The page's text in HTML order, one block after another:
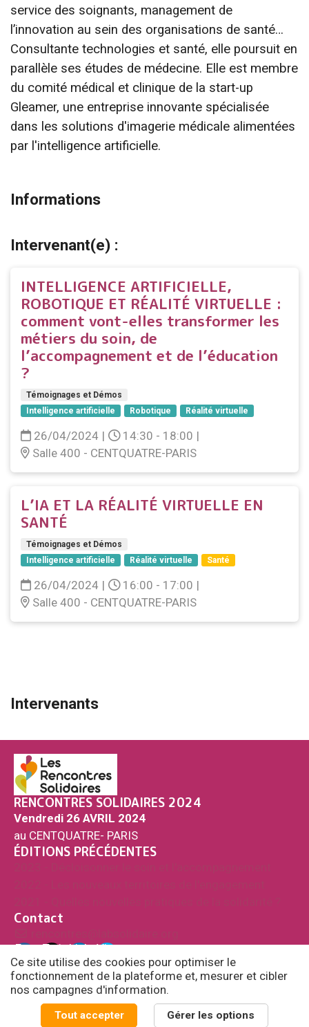
service des soignants, management de
l’innovation au sein des organisations de santé…
Consultante technologies et santé, elle poursuit en
parallèle ses études de médecine. Elle est membre
du comité médical et clinique de la start-up
Gleamer, une entreprise innovante spécialisée
dans les solutions d'imagerie médicale alimentées
par l'intelligence artificielle.
Informations
Intervenant(e) :
INTELLIGENCE ARTIFICIELLE,
ROBOTIQUE ET RÉALITÉ VIRTUELLE :
comment vont-elles transformer les
métiers du soin, de
l’accompagnement et de l’éducation
?
Témoignages et Démos
Intelligence artificielle
Robotique Réalité virtuelle
26/04/2024 | 14:30 - 18:00 |
Salle 400 - CENTQUATRE-PARIS
L’IA ET LA RÉALITÉ VIRTUELLE EN
SANTÉ
Témoignages et Démos
Intelligence artificielle
Réalité virtuelle Santé
26/04/2024 | 16:00 - 17:00 |
Salle 400 - CENTQUATRE-PARIS
Intervenants
RENCONTRES SOLIDAIRES 2024
Vendredi 26 AVRIL 2024
au CENTQUATRE- PARIS
ÉDITIONS PRÉCÉDENTES
Contact
Fac
ebo
ok
Twi
tter
Link
edi
n
Vim
eo
© Fondation Cognacq-Jay / Laboratoire des solidarités
Politique de confidentialité
Ce site utilise des cookies pour optimiser le
fonctionnement de la plateforme et, mesurer et cibler
nos campagnes d'information.
Tout accepter Gérer les options